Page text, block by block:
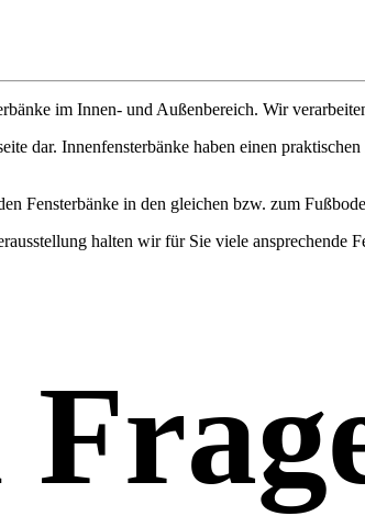
im Innen- und Außenbereich. Wir
dar. Innenfensterbänke haben einen
Fensterbänke in den gleichen bzw. zum
halten wir für Sie viele ansprechende